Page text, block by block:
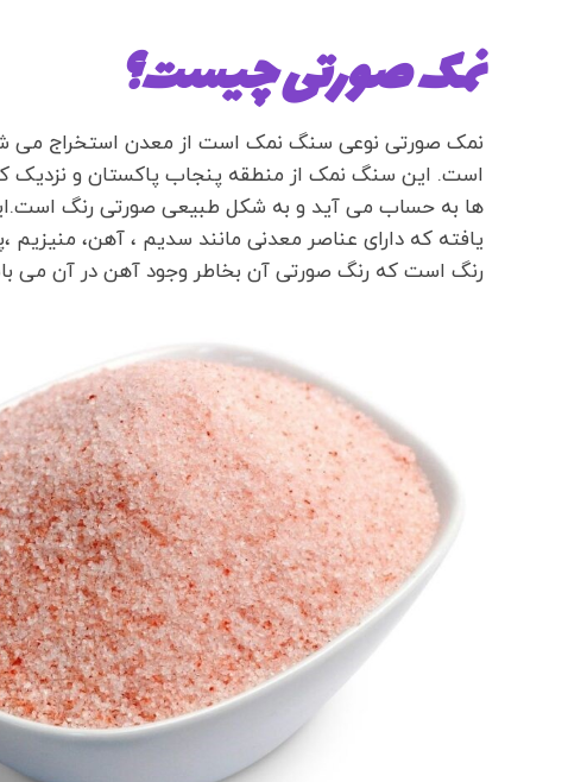
نمک صورتی چیست؟
نمک صورتی نوعی سنگ نمک است از معدن استخراج می
است. این سنگ نمک از منطقه پنجاب پاکستان و نزدیک
ها به حساب می آید و به شکل طبیعی صورتی رنگ
یافته که دارای عناصر معدنی مانند سدیم ، آهن،
رنگ است که رنگ صورتی آن بخاطر وجود آهن در آن می